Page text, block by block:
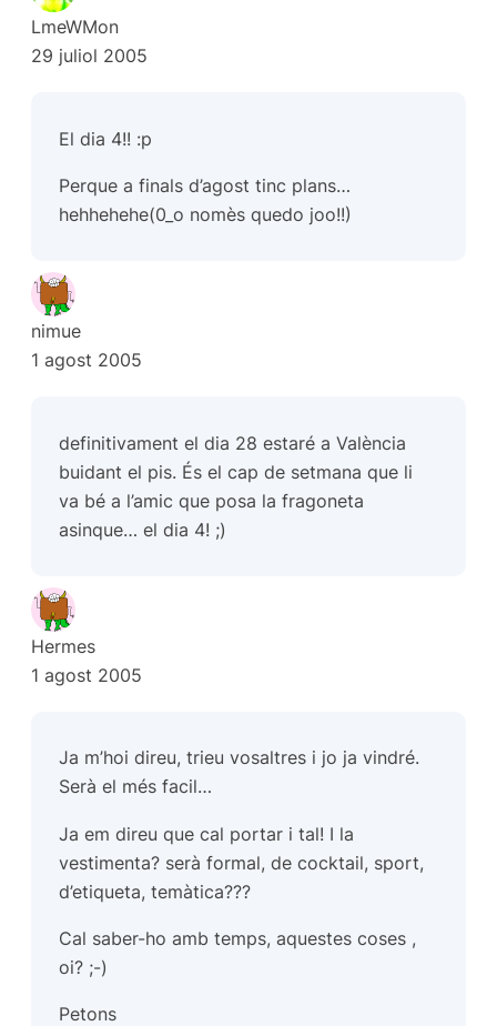
LmeWMon
29 juliol 2005
El dia 4!! :p
Perque a finals d’agost tinc plans…
hehhehehe(0_o nomès quedo joo!!)
nimue
1 agost 2005
definitivament el dia 28 estaré a València
buidant el pis. És el cap de setmana que li
va bé a l’amic que posa la fragoneta
asinque… el dia 4! ;)
Hermes
1 agost 2005
Ja m’hoi direu, trieu vosaltres i jo ja vindré.
Serà el més facil…
Ja em direu que cal portar i tal! I la
vestimenta? serà formal, de cocktail, sport,
d’etiqueta, temàtica???
Cal saber-ho amb temps, aquestes coses ,
oi? ;-)
Petons